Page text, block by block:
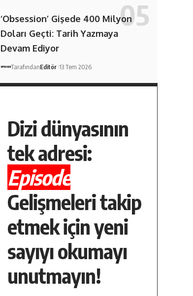
‘Obsession’ Gişede 400 Milyon
Doları Geçti: Tarih Yazmaya
Devam Ediyor
TarafındanEditör 13 Tem 2026
Dizi dünyasının
tek adresi:
Episode
Gelişmeleri takip
etmek için yeni
sayıyı okumayı
unutmayın!